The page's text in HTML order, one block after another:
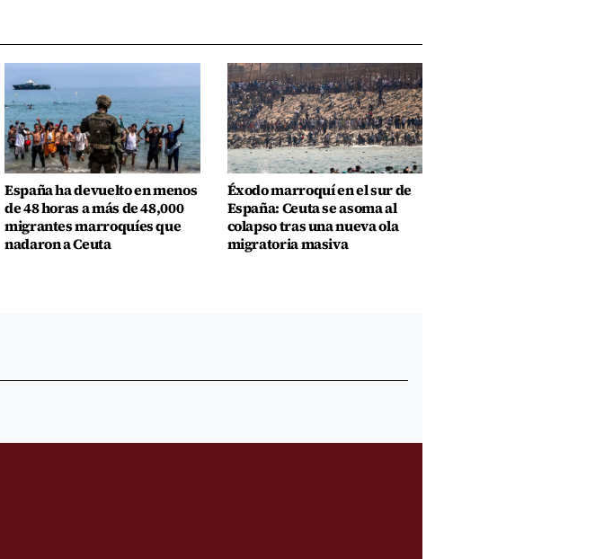
España ha devuelto en menos
de 48 horas a más de 48,000
migrantes marroquíes que
nadaron a Ceuta
Éxodo marroquí en el sur de
España: Ceuta se asoma al
colapso tras una nueva ola
migratoria masiva